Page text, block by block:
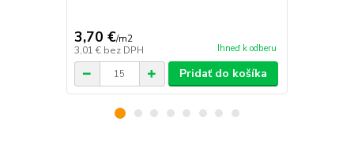
3,70 €/m2
3,01 € bez DPH Ihneď k odberu
Pridať do košíka